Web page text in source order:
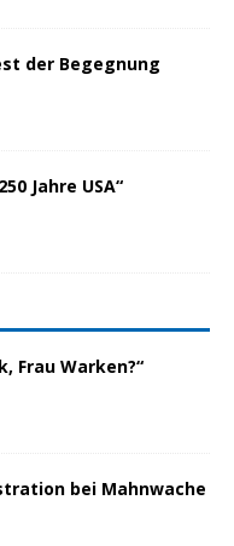
der Begegnung
Jahre USA“
Frau Warken?“
bei Mahnwache